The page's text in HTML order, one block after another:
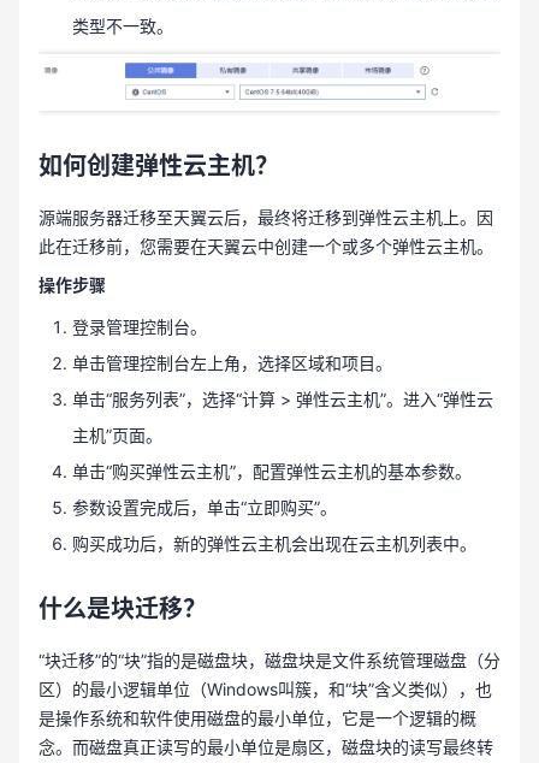
类型不一致。
如何创建弹性云主机？
源端服务器迁移至天翼云后，最终将迁移到弹性云主机上。因
此在迁移前，您需要在天翼云中创建一个或多个弹性云主机。
操作步骤
登录管理控制台。
单击管理控制台左上角，选择区域和项目。
单击“服务列表”，选择“计算 > 弹性云主机”。进入“弹性云
主机”页面。
单击“购买弹性云主机”，配置弹性云主机的基本参数。
参数设置完成后，单击“立即购买”。
购买成功后，新的弹性云主机会出现在云主机列表中。
什么是块迁移？
“块迁移”的“块”指的是磁盘块，磁盘块是文件系统管理磁盘（分
区）的最小逻辑单位（Windows叫簇，和“块”含义类似），也
是操作系统和软件使用磁盘的最小单位，它是一个逻辑的概
念。而磁盘真正读写的最小单位是扇区，磁盘块的读写最终转